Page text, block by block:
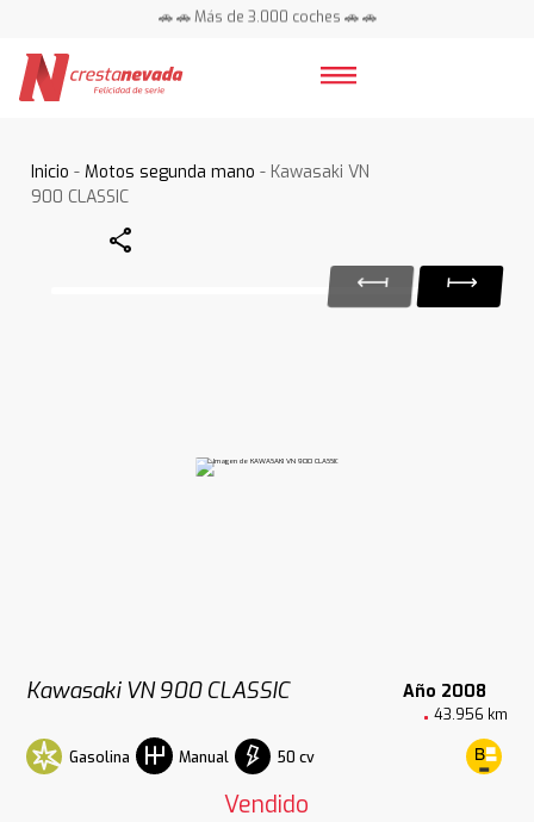
🚗 🚗 Más de 3.000 coches 🚗 🚗
Inicio -Motos segunda mano - Kawasaki VN
900 CLASSIC
Share
Kawasaki VN 900 CLASSIC Año 2008
43.956 km
Gasolina Manual 50 cv
Vendido